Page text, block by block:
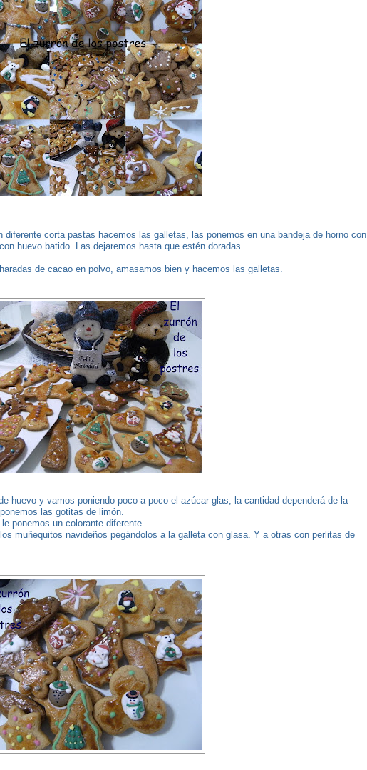
corta pastas hacemos las galletas, las ponemos en una bandeja de horno con
huevo batido. Las dejaremos hasta que estén doradas.
de cacao en polvo, amasamos bien y hacemos las galletas.
huevo y vamos poniendo poco a poco el azúcar glas, la cantidad dependerá de la
las gotitas de limón.
ponemos un colorante diferente.
muñequitos navideños pegándolos a la galleta con glasa. Y a otras con perlitas de